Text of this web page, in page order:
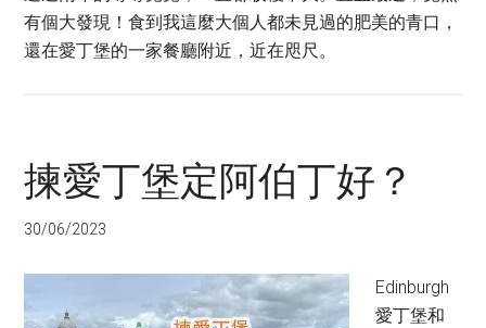
有個大發現！食到我這麼大個人都未見過的肥美的青口，
還在愛丁堡的一家餐廳附近，近在咫尺。
揀愛丁堡定阿伯丁好？
30/06/2023
Edinburgh
愛丁堡和